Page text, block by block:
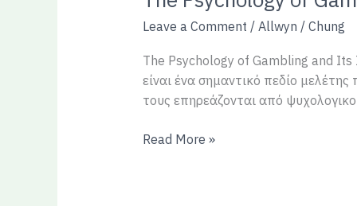
Leave a Comment / Allwyn / Chung
The Psychology of Gambling and Its
είναι ένα σημαντικό πεδίο
τους επηρεάζονται από
Psychology
of
Gambling
and
Its
on
Read More »